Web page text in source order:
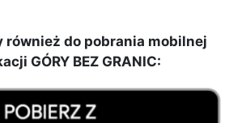
również do pobrania mobilnej
GÓRY BEZ GRANIC: